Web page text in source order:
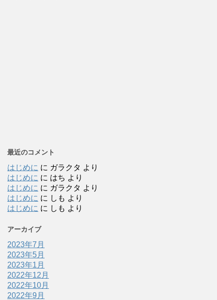
最近のコメント
はじめに に ガラクタ より
はじめに に はち より
はじめに に ガラクタ より
はじめに に しも より
はじめに に しも より
アーカイブ
2023年7月
2023年5月
2023年1月
2022年12月
2022年10月
2022年9月